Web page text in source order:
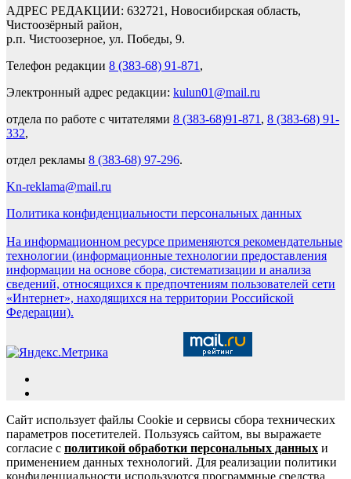
АДРЕС РЕДАКЦИИ: 632721, Новосибирская область,
Чистоозёрный район,
р.п. Чистоозерное, ул. Победы, 9.
Телефон редакции 8 (383-68) 91-871 ,
Электронный адрес редакции: kulun01@mail.ru
отдела по работе с читателями 8 (383-68)91-871 , 8 (383-68) 91-
332,
отдел рекламы 8 (383-68) 97-296.
Kn-reklama@mail.ru
Политика конфиденциальности персональных данных
На информационном ресурсе применяются рекомендательные
технологии (информационные технологии предоставления
информации на основе сбора, систематизации и анализа
сведений, относящихся к предпочтениям пользователей сети
«Интернет», находящихся на территории Российской
Федерации).
Сайт использует файлы Cookie и сервисы сбора технических
параметров посетителей. Пользуясь сайтом, вы выражаете
согласие с политикой обработки персональных данных и
применением данных технологий. Для реализации политики